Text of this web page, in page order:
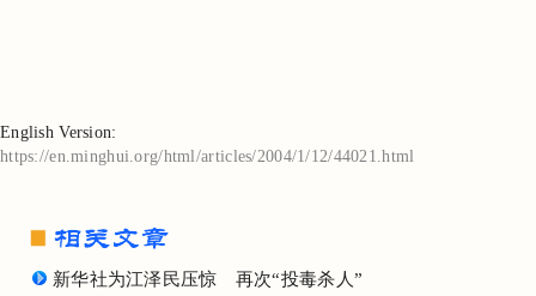
English Version:
https://en.minghui.org/html/articles/2004/1/12/44021.html
新华社为江泽民压惊 再次“投毒杀人”